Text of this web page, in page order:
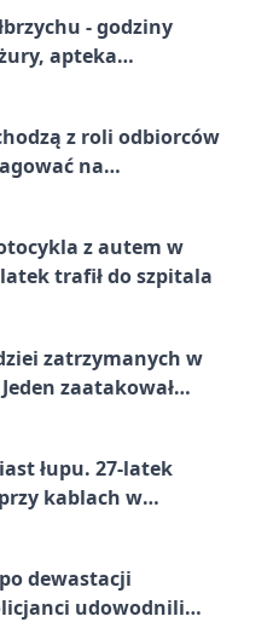
- godziny
apteka
z roli odbiorców
na
z autem w
latek trafił do szpitala
zatrzymanych w
zaatakował
łupu. 27-latek
kablach w
dewastacji
udowodnili